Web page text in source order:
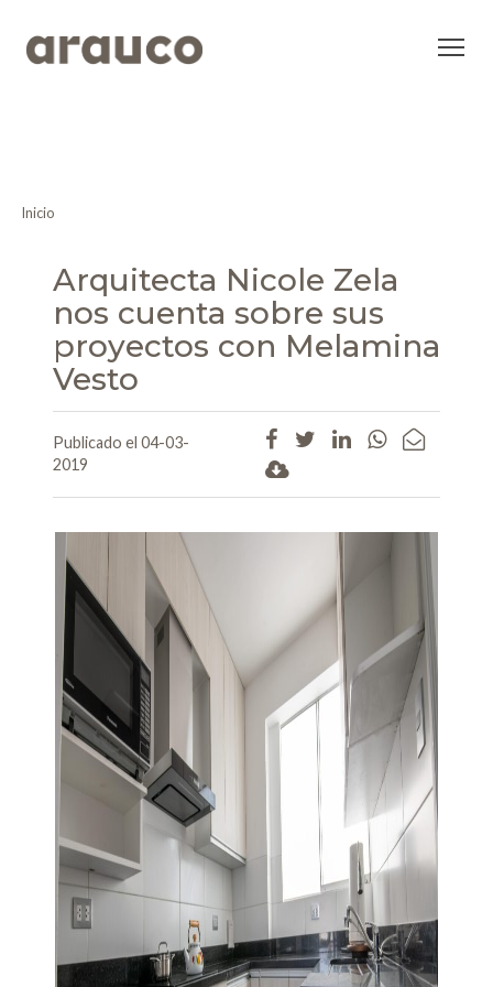
Inicio
Arquitecta Nicole Zela
nos cuenta sobre sus
proyectos con Melamina
Vesto
Publicado el 04-03-
2019